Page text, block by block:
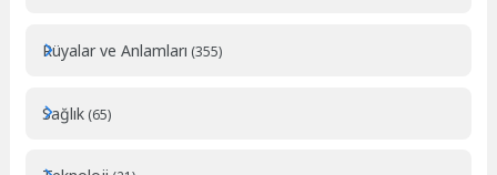
Rüyalar ve Anlamları (355)
Sağlık (65)